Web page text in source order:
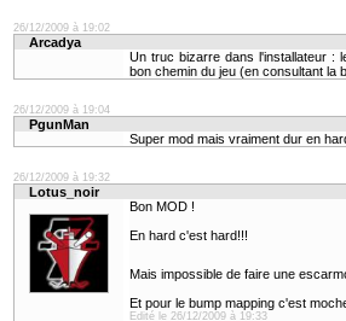
26/12/2009 à 19:02
Arcadya
Un truc bizarre dans l'installateur :
bon chemin du jeu (en consultant la
26/12/2009 à 19:04
PgunMan
Super mod mais vraiment dur en
26/12/2009 à 19:32
Lotus_noir
Bon MOD !
En hard c'est hard!!!
Mais impossible de faire une
Et pour le bump mapping c'est
Edité le 26/12/2009 à 19:33